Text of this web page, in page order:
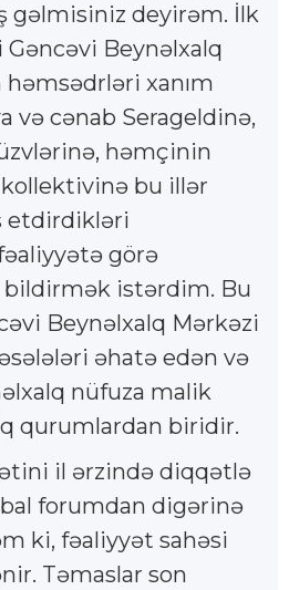
gəlmisiniz deyirəm. İlk
Beynəlxalq
xanım
və cənab Serageldinə,
həmçinin
bu illər
etdirdikləri
görə
bildirmək istərdim. Bu
Beynəlxalq Mərkəzi
əhatə edən və
nüfuza malik
qurumlardan biridir.
il ərzində diqqətlə
forumdan digərinə
ki, fəaliyyət sahəsi
Təmaslar son